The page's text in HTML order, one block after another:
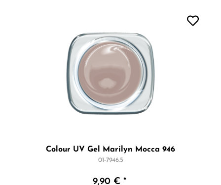
Colour UV Gel Marilyn Mocca 946
01-7946.5
9,90 € *